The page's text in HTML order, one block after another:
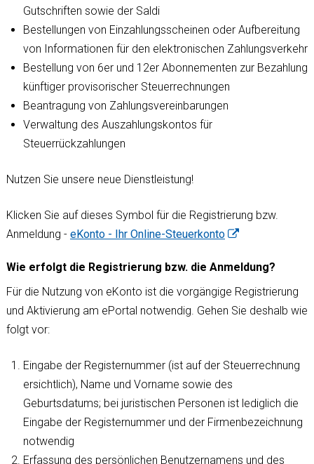
Gutschriften sowie der Saldi
Bestellungen von Einzahlungsscheinen oder Aufbereitung
von Informationen für den elektronischen Zahlungsverkehr
Bestellung von 6er und 12er Abonnementen zur Bezahlung
künftiger provisorischer Steuerrechnungen
Beantragung von Zahlungsvereinbarungen
Verwaltung des Auszahlungskontos für
Steuerrückzahlungen
Nutzen Sie unsere neue Dienstleistung!
Klicken Sie auf dieses Symbol für die Registrierung bzw.
Anmeldung - eKonto - Ihr Online-Steuerkonto
Wie erfolgt die Registrierung bzw. die Anmeldung?
Für die Nutzung von eKonto ist die vorgängige Registrierung
und Aktivierung am ePortal notwendig. Gehen Sie deshalb wie
folgt vor:
Eingabe der Registernummer (ist auf der Steuerrechnung
ersichtlich), Name und Vorname sowie des
Geburtsdatums; bei juristischen Personen ist lediglich die
Eingabe der Registernummer und der Firmenbezeichnung
notwendig
Erfassung des persönlichen Benutzernamens und des